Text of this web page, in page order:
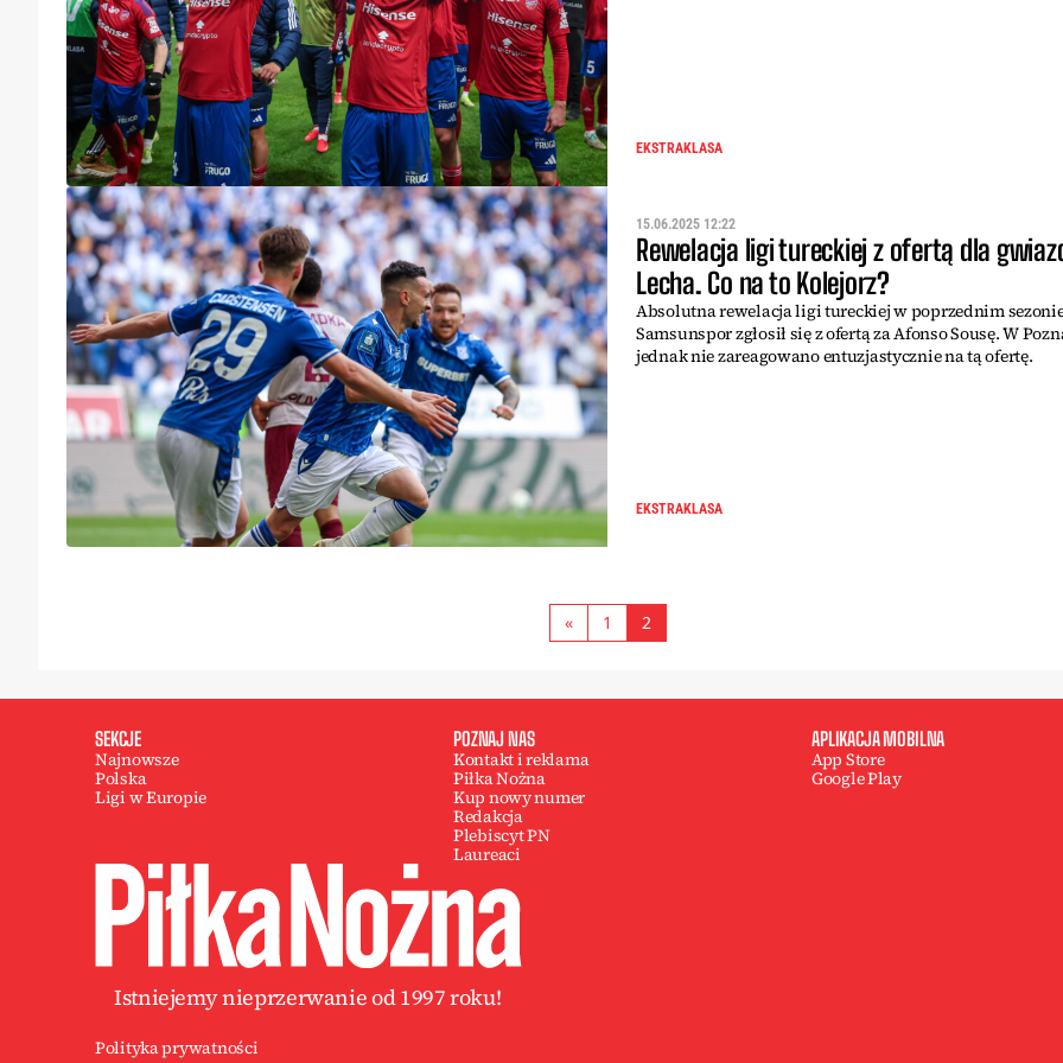
EKSTRAKLASA
15.06.2025 12:22
Rewelacja ligi tureckiej z ofertą dla
Lecha. Co na to Kolejorz?
Absolutna rewelacja ligi tureckiej w poprzednim
Samsunspor zgłosił się z ofertą za Afonso Sousę. W
jednak nie zareagowano entuzjastycznie na tą ofertę.
EKSTRAKLASA
« 1 2
SEKCJE
Najnowsze
Polska
Ligi w Europie
POZNAJ NAS
Kontakt i reklama
Piłka Nożna
Kup nowy numer
Redakcja
Plebiscyt PN
Laureaci
APLIKACJA MOBILNA
App Store
Google Play
Istniejemy nieprzerwanie od 1997 roku!
Polityka prywatności